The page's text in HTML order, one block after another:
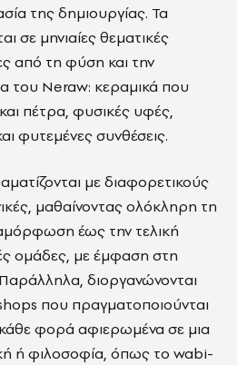
της δημιουργίας. Τα
σε μηνιαίες θεματικές
από τη φύση και την
του Neraw: κεραμικά που
πέτρα, φυσικές υφές,
φυτεμένες συνθέσεις.
με διαφορετικούς
μαθαίνοντας ολόκληρη τη
έως την τελική
ομάδες, με έμφαση στη
διοργανώνονται
που πραγματοποιούνται
φορά αφιερωμένα σε μια
ή φιλοσοφία, όπως το wabi-